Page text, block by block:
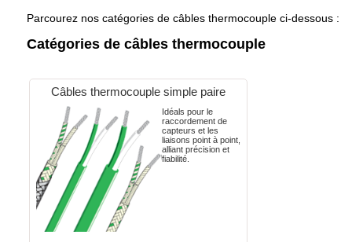
Parcourez nos catégories de câbles thermocouple ci-dessous :
Catégories de câbles thermocouple
Câbles thermocouple simple paire
Idéals pour le
raccordement de
capteurs et les
liaisons point à point,
alliant précision et
fiabilité.